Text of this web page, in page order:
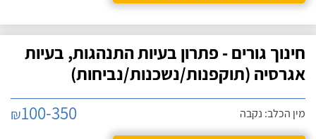
חינוך גורים - פתרון בעיות התנהגות, בעיות
אגרסיה (תוקפנות/נשכנות/נביחות)
מין הכלב: נקבה ₪100-350